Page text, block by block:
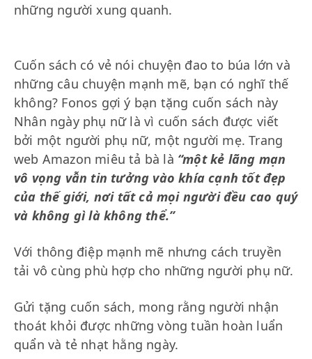
những người xung quanh.
Cuốn sách có vẻ nói chuyện đao to búa lớn và
những câu chuyện mạnh mẽ, bạn có nghĩ thế
không? Fonos gợi ý bạn tặng cuốn sách này
Nhân ngày phụ nữ là vì cuốn sách được viết
bởi một người phụ nữ, một người mẹ. Trang
web Amazon miêu tả bà là “một kẻ lãng mạn
vô vọng vẫn tin tưởng vào khía cạnh tốt đẹp
của thế giới, nơi tất cả mọi người đều cao quý
và không gì là không thể.”
Với thông điệp mạnh mẽ nhưng cách truyền
tải vô cùng phù hợp cho những người phụ nữ.
Gửi tặng cuốn sách, mong rằng người nhận
thoát khỏi được những vòng tuần hoàn luẩn
quẩn và tẻ nhạt hằng ngày.